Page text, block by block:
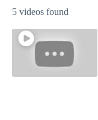
5 videos found